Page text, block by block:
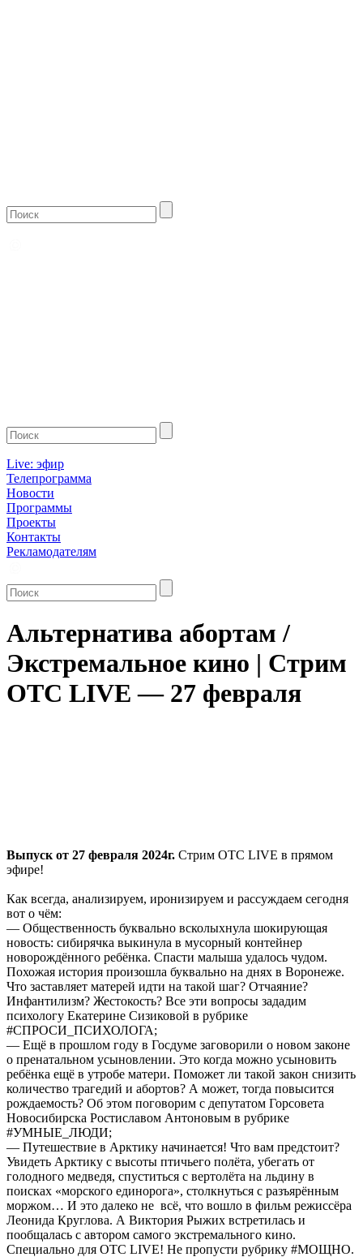
Live: эфир
Телепрограмма
Новости
Программы
Проекты
Контакты
Рекламодателям
Альтернатива абортам /
Экстремальное кино | Стрим
ОТС LIVE — 27 февраля
Выпуск от 27 февраля 2024г. Стрим ОТС LIVE в прямом
эфире!
Как всегда, анализируем, иронизируем и рассуждаем сегодня
вот о чём:
— Общественность буквально всколыхнула шокирующая
новость: сибирячка выкинула в мусорный контейнер
новорождённого ребёнка. Спасти малыша удалось чудом.
Похожая история произошла буквально на днях в Воронеже.
Что заставляет матерей идти на такой шаг? Отчаяние?
Инфантилизм? Жестокость? Все эти вопросы зададим
психологу Екатерине Сизиковой в рубрике
#СПРОСИ_ПСИХОЛОГА;
— Ещё в прошлом году в Госдуме заговорили о новом законе
о пренатальном усыновлении. Это когда можно усыновить
ребёнка ещё в утробе матери. Поможет ли такой закон снизить
количество трагедий и абортов? А может, тогда повысится
рождаемость? Об этом поговорим с депутатом Горсовета
Новосибирска Ростиславом Антоновым в рубрике
#УМНЫЕ_ЛЮДИ;
— Путешествие в Арктику начинается! Что вам предстоит?
Увидеть Арктику с высоты птичьего полёта, убегать от
голодного медведя, спуститься с вертолёта на льдину в
поисках «морского единорога», столкнуться с разъярённым
моржом… И это далеко не всё, что вошло в фильм режиссёра
Леонида Круглова. А Виктория Рыжих встретилась и
пообщалась с автором самого экстремального кино.
Специально для ОТС LIVE! Не пропусти рубрику #МОЩНО.